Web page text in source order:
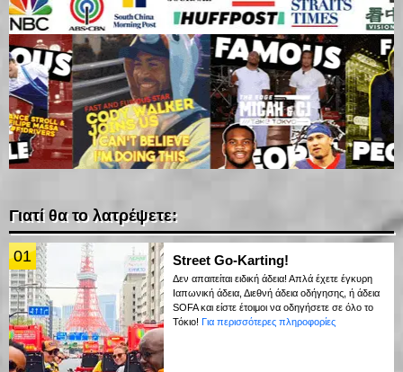
Γιατί θα το λατρέψετε:
01 Street Go-Karting!
Δεν απαιτείται ειδική άδεια! Απλά έχετε έγκυρη
Ιαπωνική άδεια, Διεθνή άδεια οδήγησης, ή άδεια
SOFA και είστε έτοιμοι να οδηγήσετε σε όλο το
Τόκιο! Για περισσότερες πληροφορίες